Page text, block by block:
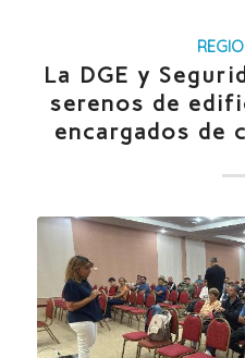
La DGE y
serenos de
encargados de